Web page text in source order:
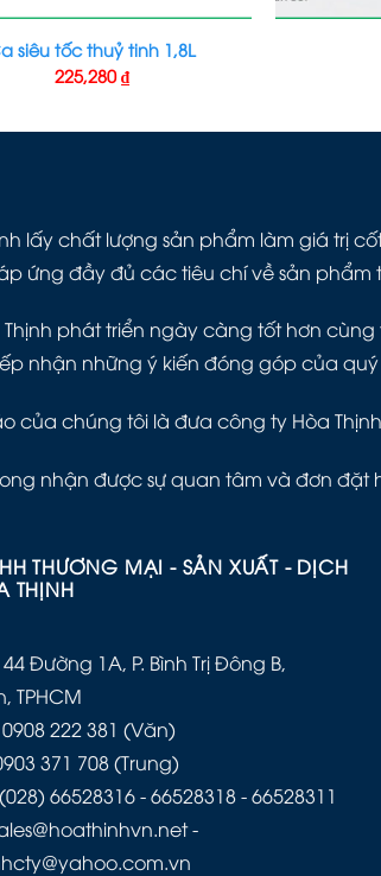
siêu tốc thuỷ tinh 1,8L
225,280₫
lấy chất lượng sản phẩm làm giá trị
ứng đầy đủ các tiêu chí về sản phẩm
phát triển ngày càng tốt hơn
nhận những ý kiến đóng góp của
của chúng tôi là đưa công ty Hòa
nhận được sự quan tâm và đơn đặt
THƯƠNG MẠI - SẢN XUẤT - DỊCH
THỊNH
Đường 1A, P. Bình Trị Đông B,
TPHCM
222 381 (Văn)
708 (Trung)
66528316 - 66528318 - 66528311
-